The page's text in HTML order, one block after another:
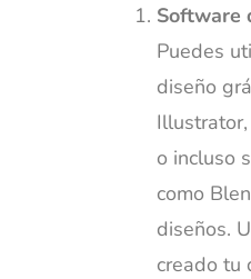
Software
Puedes
diseño
o incluso
como
diseños.
creado tu